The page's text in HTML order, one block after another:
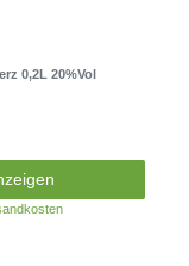
0,2L 20%Vol